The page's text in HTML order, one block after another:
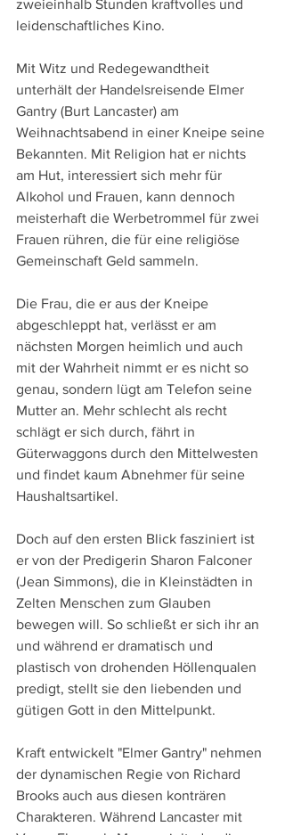
zweieinhalb Stunden kraftvolles und
leidenschaftliches Kino.
Mit Witz und Redegewandtheit
unterhält der Handelsreisende Elmer
Gantry (Burt Lancaster) am
Weihnachtsabend in einer Kneipe seine
Bekannten. Mit Religion hat er nichts
am Hut, interessiert sich mehr für
Alkohol und Frauen, kann dennoch
meisterhaft die Werbetrommel für zwei
Frauen rühren, die für eine religiöse
Gemeinschaft Geld sammeln.
Die Frau, die er aus der Kneipe
abgeschleppt hat, verlässt er am
nächsten Morgen heimlich und auch
mit der Wahrheit nimmt er es nicht so
genau, sondern lügt am Telefon seine
Mutter an. Mehr schlecht als recht
schlägt er sich durch, fährt in
Güterwaggons durch den Mittelwesten
und findet kaum Abnehmer für seine
Haushaltsartikel.
Doch auf den ersten Blick fasziniert ist
er von der Predigerin Sharon Falconer
(Jean Simmons), die in Kleinstädten in
Zelten Menschen zum Glauben
bewegen will. So schließt er sich ihr an
und während er dramatisch und
plastisch von drohenden Höllenqualen
predigt, stellt sie den liebenden und
gütigen Gott in den Mittelpunkt.
Kraft entwickelt "Elmer Gantry" nehmen
der dynamischen Regie von Richard
Brooks auch aus diesen konträren
Charakteren. Während Lancaster mit